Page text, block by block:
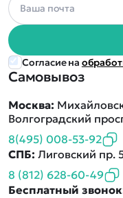
Самовывоз
Москва:
Волгоградский
8(495) 008-53-92
СПБ: Лиговский пр.
8 (812) 628-60-49
Бесплатный
Согласие на